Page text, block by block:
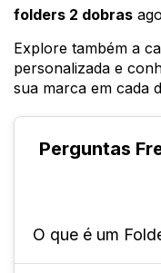
folders 2 dobras
Explore também a
personalizada e
sua marca em cada
Perguntas
O que é um